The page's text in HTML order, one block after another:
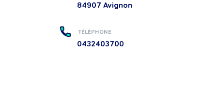
84907 Avignon
TÉLÉPHONE
0432403700